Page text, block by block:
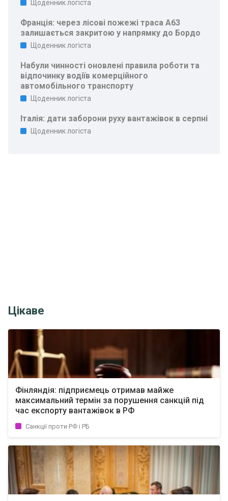
Щоденник логіста
Франція: через лісові пожежі траса A63
залишається закритою у напрямку до Бордо
Щоденник логіста
Набули чинності оновлені правила роботи та
відпочинку водіїв комерційного
автомобільного транспорту
Щоденник логіста
Італія: дати заборони руху вантажівок в серпні
Щоденник логіста
Цікаве
Фінляндія: підприємець отримав майже
максимальний термін за порушення санкцій під
час експорту вантажівок в РФ
Санкції проти РФ і РБ